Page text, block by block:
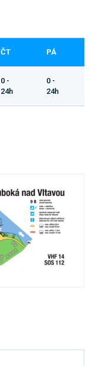
ČT PÁ
0 -
24h
0 -
24h